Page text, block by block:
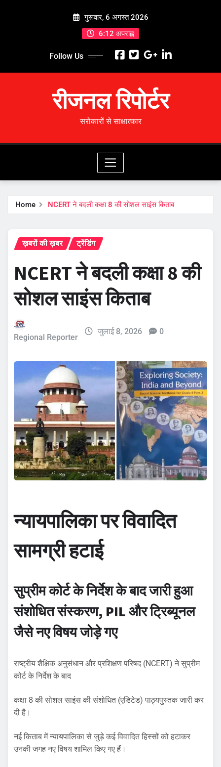
गुरूवार, 6 अगस्त 2026
6:12 अपराह्न
Follow Us
रीजनल रिपोर्टर
सरोकारों से साक्षात्कार
Home NCERT ने बदली कक्षा 8 की सोशल साइंस किताब
ख़बरों की ख़बर ट्रेंडिंग
NCERT ने बदली कक्षा 8 की
सोशल साइंस किताब
Regional Reporter
जुलाई 8, 2026 0
न्यायपालिका पर विवादित
सामग्री हटाई
सुप्रीम कोर्ट के निर्देश के बाद जारी हुआ
संशोधित संस्करण, PIL और ट्रिब्यूनल
जैसे नए विषय जोड़े गए
राष्ट्रीय शैक्षिक अनुसंधान और प्रशिक्षण परिषद (NCERT) ने सुप्रीम
कोर्ट के निर्देश के बाद
कक्षा 8 की सोशल साइंस की संशोधित (एडिटेड) पाठ्यपुस्तक जारी कर
दी है।
नई किताब में न्यायपालिका से जुड़े कई विवादित हिस्सों को हटाकर
उनकी जगह नए विषय शामिल किए गए हैं।